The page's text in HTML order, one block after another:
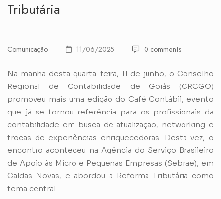
Tributária
Comunicação 11/06/2025 0 comments
Na manhã desta quarta-feira, 11 de junho, o Conselho
Regional de Contabilidade de Goiás (CRCGO)
promoveu mais uma edição do Café Contábil, evento
que já se tornou referência para os profissionais da
contabilidade em busca de atualização, networking e
trocas de experiências enriquecedoras. Desta vez, o
encontro aconteceu na Agência do Serviço Brasileiro
de Apoio às Micro e Pequenas Empresas (Sebrae), em
Caldas Novas, e abordou a Reforma Tributária como
tema central.